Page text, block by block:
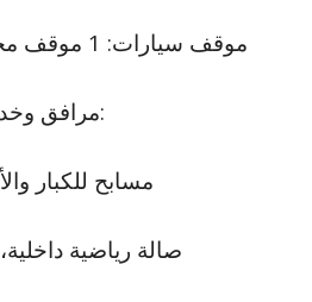
موقف سيارات: 1 موقف مخصص + مواقف للزوار
مرافق وخدمات المبنى والمجتمع:
مسابح للكبار
صالة رياضية